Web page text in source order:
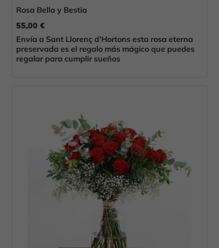
Rosa Bella y Bestia
55,00 €
Envía a Sant Llorenç d'Hortons esta rosa eterna
preservada es el regalo más mágico que puedes
regalar para cumplir sueños